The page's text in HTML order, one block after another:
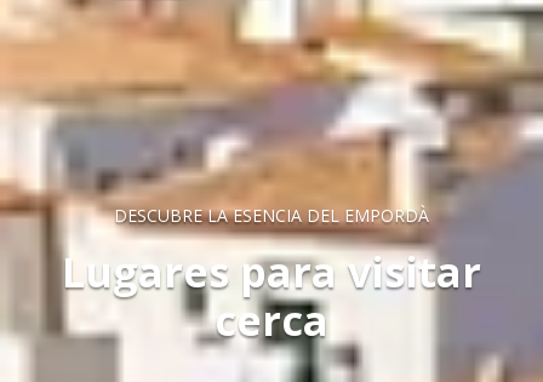
DESCUBRE LA ESENCIA DEL EMPORDÀ
Lugares para visitar
cerca